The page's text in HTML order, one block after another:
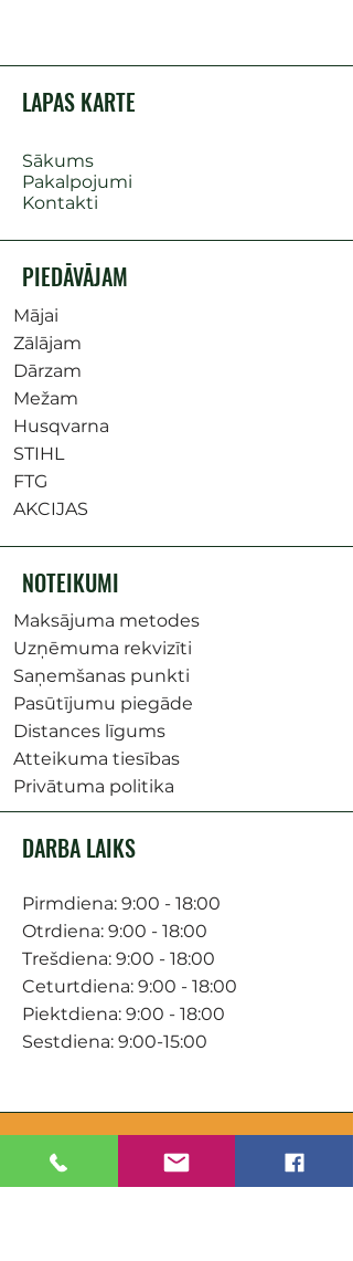
LAPAS KARTE
Sākums
Pakalpojumi
Kontakti
PIEDĀVĀJAM
Mājai
Zālājam
Dārzam
Mežam
Husqvarna
STIHL
FTG
AKCIJAS
NOTEIKUMI
Maksājuma metodes
Uzņēmuma rekvizīti
Saņemšanas punkti
Pasūtījumu piegāde
Distances līgums
Atteikuma tiesības
Privātuma politika
DARBA LAIKS
Pirmdiena: 9:00 - 18:00
Otrdiena: 9:00 - 18:00
Trešdiena: 9:00 - 18:00
Ceturtdiena: 9:00 - 18:00
Piektdiena: 9:00 - 18:00
Sestdiena: 9:00-15:00
KONTAKTI